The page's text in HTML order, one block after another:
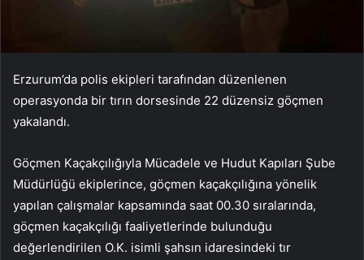
Erzurum’da polis ekipleri tarafından düzenlenen
operasyonda bir tırın dorsesinde 22 düzensiz göçmen
yakalandı.
Göçmen Kaçakçılığıyla Mücadele ve Hudut Kapıları Şube
Müdürlüğü ekiplerince, göçmen kaçakçılığına yönelik
yapılan çalışmalar kapsamında saat 00.30 sıralarında,
göçmen kaçakçılığı faaliyetlerinde bulunduğu
değerlendirilen O.K. isimli şahsın idaresindeki tır